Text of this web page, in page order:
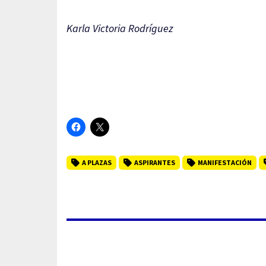
Karla Victoria Rodríguez
A PLAZAS ASPIRANTES MANIFESTACIÓN